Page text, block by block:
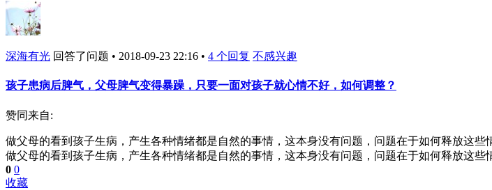
深海有光 回答了问题 • 2018-09-23 22:16 • 4 个回复 不感兴趣
孩子患病后脾气，父母脾气变得暴躁，只要一面对孩子就心情不好，如何调整？
赞同来自:
做父母的看到孩子生病，产生各种情绪都是自然的事情，这本身没有问题，问题在于如何释放这些
做父母的看到孩子生病，产生各种情绪都是自然的事情，这本身没有问题，问题在于如何释放这些
0 0
收藏